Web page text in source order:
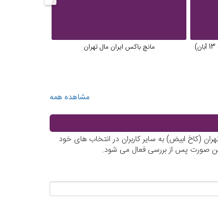
مانچ باکس ایران مال تهران
مشاهده همه
(کاخ ابیض) به سایر کاربران در انتخاب های خود
صورت پس از بررسی فعال می شود.